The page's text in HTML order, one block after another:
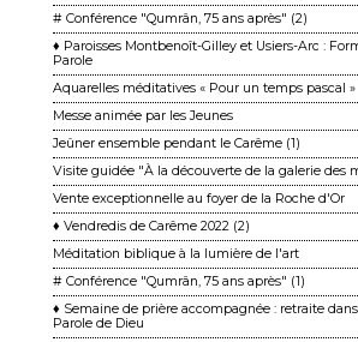
# Conférence "Qumrân, 75 ans après" (2)
♦ Paroisses Montbenoît-Gilley et Usiers-Arc :
Parole
Aquarelles méditatives « Pour un temps pascal »
Messe animée par les Jeunes
Jeûner ensemble pendant le Carême (1)
Visite guidée "À la découverte de la galerie des
Vente exceptionnelle au foyer de la Roche d'Or
♦ Vendredis de Carême 2022 (2)
Méditation biblique à la lumière de l'art
# Conférence "Qumrân, 75 ans après" (1)
♦ Semaine de prière accompagnée : retraite
Parole de Dieu